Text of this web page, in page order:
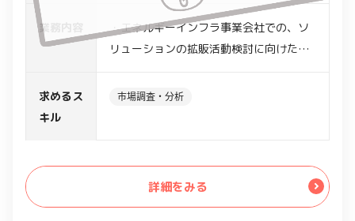
業務内容
・エネルギーインフラ事業会社での、ソ
リューションの拡販活動検討に向けた調
・現状分析や市場調査を通じた、電力セ
求めるス
キル
市場調査・分析
詳細をみる